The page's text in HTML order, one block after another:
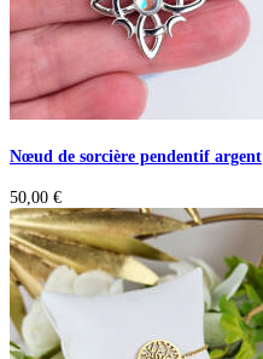
Nœud de sorcière pendentif argent
50,00 €